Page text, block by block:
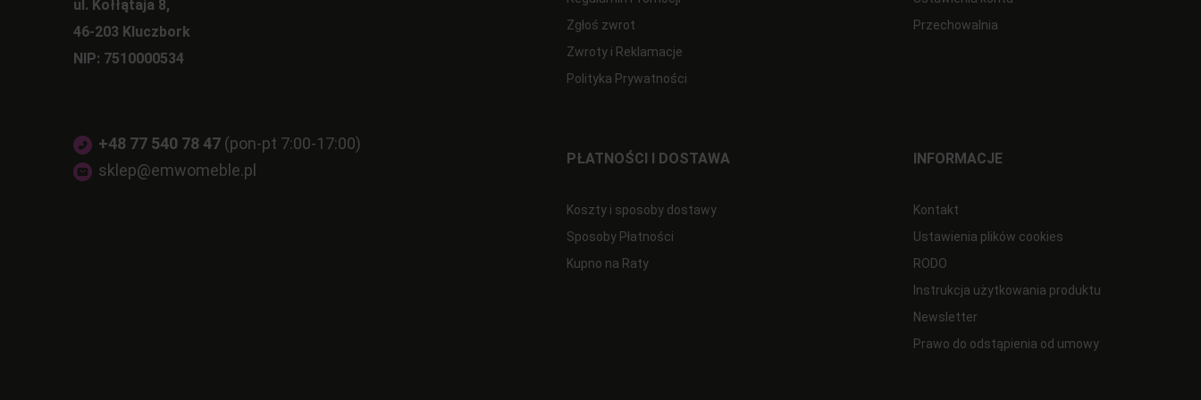
ul. Kołłątaja 8,
46-203 Kluczbork
NIP: 7510000534
+48 77 540 78 47 (pon-pt 7:00-17:00)
sklep@emwomeble.pl
Zgłoś zwrot
Zwroty i Reklamacje
Polityka Prywatności
Przechowalnia
PŁATNOŚCI I DOSTAWA
Koszty i sposoby dostawy
Sposoby Płatności
Kupno na Raty
INFORMACJE
Kontakt
Ustawienia plików cookies
RODO
Instrukcja użytkowania produktu
Newsletter
Prawo do odstąpienia od umowy